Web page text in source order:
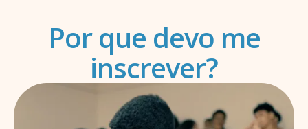
Por que devo me
inscrever?